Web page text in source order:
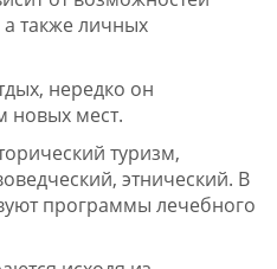
а также личных
нередко он
новых мест.
туризм,
этнический. В
программы лечебного